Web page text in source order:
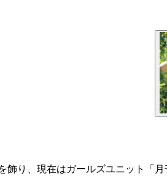
り、現在はガールズユニット「